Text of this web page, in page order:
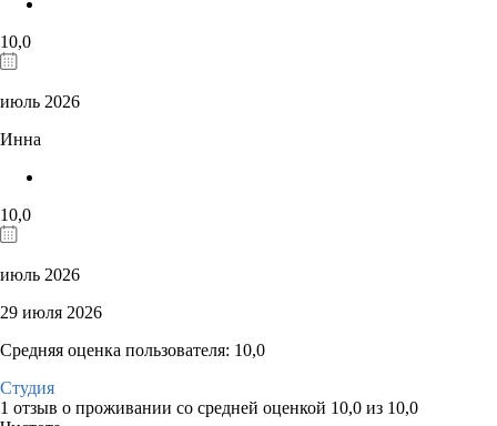
10,0
июль 2026
Инна
10,0
июль 2026
29 июля 2026
Средняя оценка пользователя: 10,0
Студия
1 отзыв о проживании со средней оценкой 10,0 из 10,0